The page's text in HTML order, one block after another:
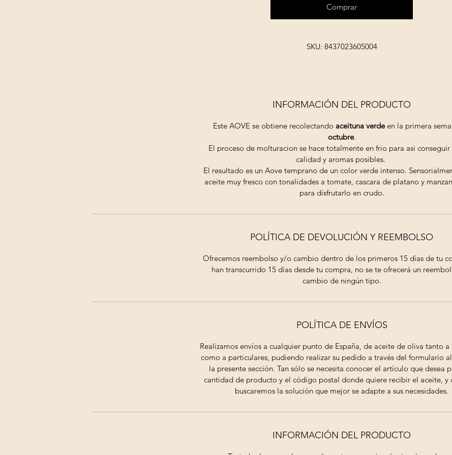
Comprar
SKU: 8437023605004
INFORMACIÓN DEL PRODUCTO
Este AOVE se obtiene recolectando aceituna verdeen la primera
octubre.
El proceso de molturacion se hace totalmente en frio para asi
calidad y aromas posibles.
El resultado es un Aove temprano de un color verde intenso.
aceite muy fresco con tonalidades a tomate, cascara de platano y
para disfrutarlo en crudo.
POLÍTICA DE DEVOLUCIÓN Y REEMBOLSO
Ofrecemos reembolso y/o cambio dentro de los primeros 15 días de tu
han transcurrido 15 días desde tu compra, no se te ofrecerá un
cambio de ningún tipo.
POLÍTICA DE ENVÍOS
Realizamos envíos a cualquier punto de España, de aceite de oliva tanto a
como a particulares, pudiendo realizar su pedido a través del formulario
la presente sección. Tan sólo se necesita conocer el artículo que desea
cantidad de producto y el código postal donde quiere recibir el aceite, y
buscaremos la solución que mejor se adapte a sus necesidades.
INFORMACIÓN DEL PRODUCTO